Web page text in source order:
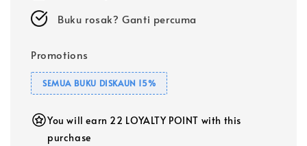
Buku rosak? Ganti percuma
Promotions
SEMUA BUKU DISKAUN 15%
You will earn 22 LOYALTY POINT with this
purchase